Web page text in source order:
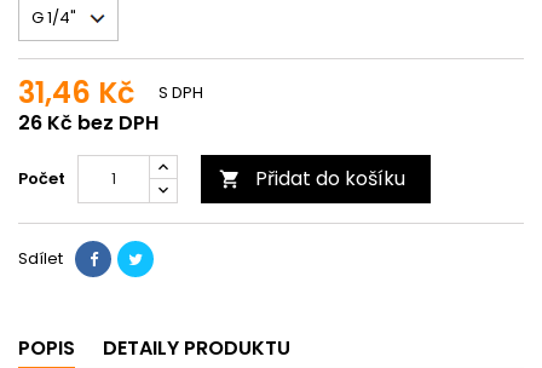
31,46 Kč
26 Kč bez DPH
S DPH
Počet  Přidat do košíku
Sdílet
POPIS DETAILY PRODUKTU